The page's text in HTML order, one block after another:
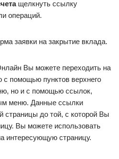
щелкнуть ссылку
операций.
заявки на закрытие вклада.
Вы можете переходить на
с помощью пунктов верхнего
но и с помощью ссылок,
меню. Данные ссылки
страницы до той, с которой Вы
Вы можете использовать
интересующую страницу.